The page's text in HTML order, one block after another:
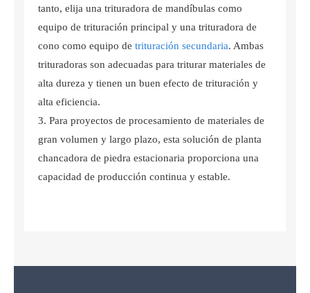
tanto, elija una trituradora de mandíbulas como
equipo de trituración principal y una trituradora de
cono como equipo de trituración secundaria. Ambas
trituradoras son adecuadas para triturar materiales de
alta dureza y tienen un buen efecto de trituración y
alta eficiencia.
Para proyectos de procesamiento de materiales de
gran volumen y largo plazo, esta solución de planta
chancadora de piedra estacionaria proporciona una
capacidad de producción continua y estable.